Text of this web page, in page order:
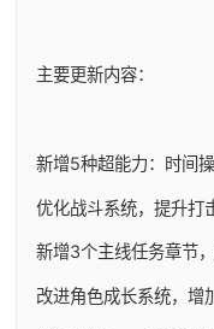
主要更新内容：
新增5种超能力：时间
优化战斗系统，提升打
新增3个主线任务章节
改进角色成长系统，增